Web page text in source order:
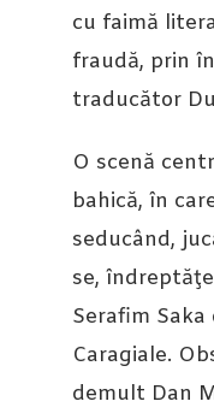
cu faimă
fraudă, prin
traducător
O scenă
bahică, în
seducând,
se,
Serafim
Caragiale.
demult Dan